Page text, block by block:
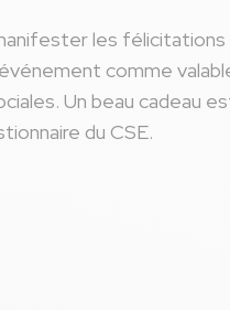
les
comme
Un beau cadeau
du CSE.